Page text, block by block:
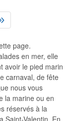
page.
en mer, elle
avoir le pied marin
carnaval, de fête
nous vous
la marine ou en
réservés à la
Saint-Valentin. En